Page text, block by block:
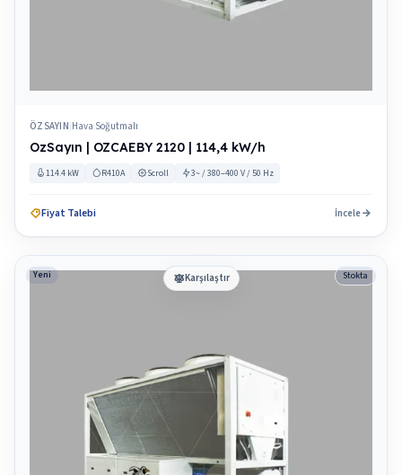
ÖZSAYIN|Hava Soğutmalı
OzSayın | OZCAEBY 2120 | 114,4 kW/h
114.4 kW R410A Scroll 3~ / 380–400 V / 50 Hz
Fiyat Talebi İncele
Karşılaştır
Yeni Stokta